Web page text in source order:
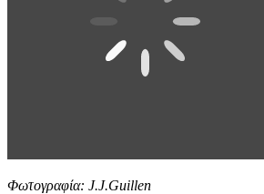
Φωτογραφία: J.J.Guillen